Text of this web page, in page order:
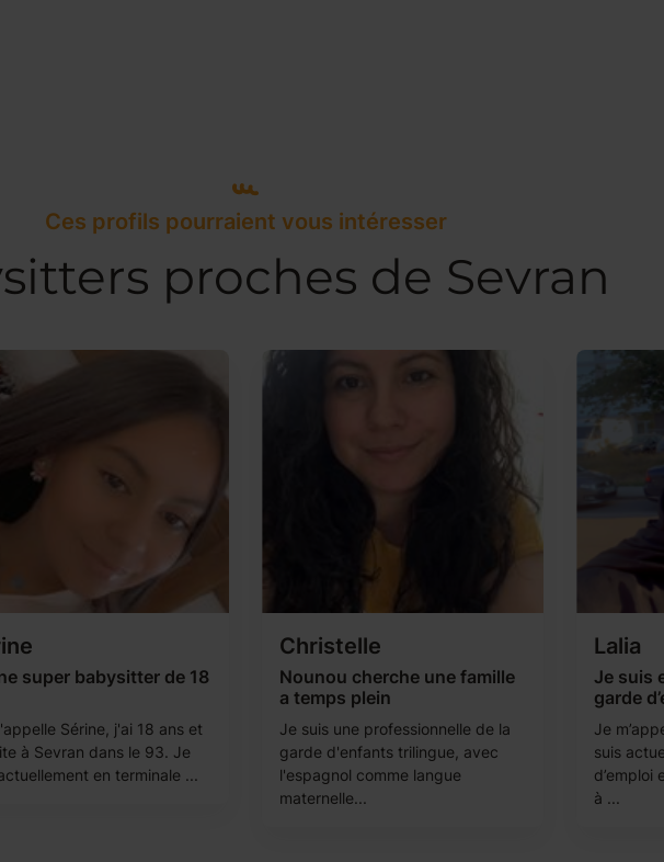
Ces profils pourraient vous intéresser
proches de Sevran
super babysitter de 18
Sérine, j'ai 18 ans et
à Sevran dans le 93. Je
en terminale ...
Christelle
Nounou cherche une famille
a temps plein
Je suis une professionnelle de la
garde d'enfants trilingue, avec
l'espagnol comme langue
maternelle...
Lalia
Je suis
garde
Je
suis
d’emploi
à ...